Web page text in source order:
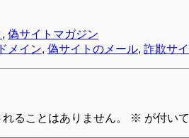
, 偽サイトマガジン
メイン, 偽サイトのメール, 詐欺サイ
ることはありません。 ※ が付い